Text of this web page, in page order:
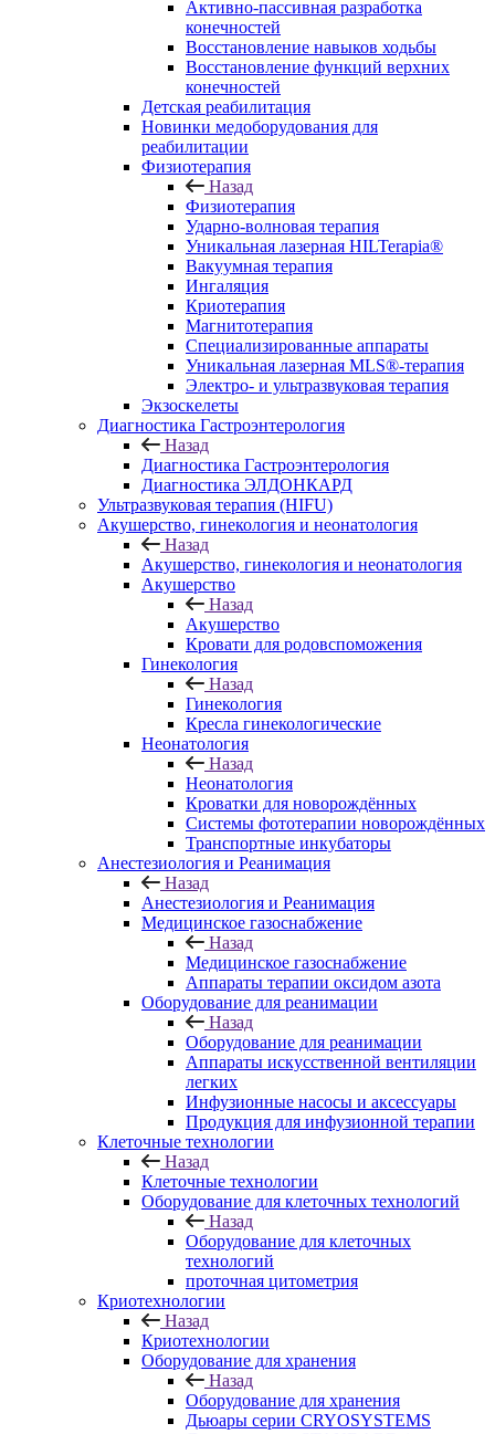
Активно-пассивная разработка
конечностей
Восстановление навыков ходьбы
Восстановление функций верхних
конечностей
Детская реабилитация
Новинки медоборудования для
реабилитации
Физиотерапия
Назад
Физиотерапия
Ударно-волновая терапия
Уникальная лазерная HILTerapia®
Вакуумная терапия
Ингаляция
Криотерапия
Магнитотерапия
Специализированные аппараты
Уникальная лазерная MLS®-терапия
Электро- и ультразвуковая терапия
Экзоскелеты
Диагностика Гастроэнтерология
Назад
Диагностика Гастроэнтерология
Диагностика ЭЛДОНКАРД
Ультразвуковая терапия (HIFU)
Акушерство, гинекология и неонатология
Назад
Акушерство, гинекология и неонатология
Акушерство
Назад
Акушерство
Кровати для родовспоможения
Гинекология
Назад
Гинекология
Кресла гинекологические
Неонатология
Назад
Неонатология
Кроватки для новорождённых
Системы фототерапии новорождённых
Транспортные инкубаторы
Анестезиология и Реанимация
Назад
Анестезиология и Реанимация
Медицинское газоснабжение
Назад
Медицинское газоснабжение
Аппараты терапии оксидом азота
Оборудование для реанимации
Назад
Оборудование для реанимации
Аппараты искусственной вентиляции
легких
Инфузионные насосы и аксессуары
Продукция для инфузионной терапии
Клеточные технологии
Назад
Клеточные технологии
Оборудование для клеточных технологий
Назад
Оборудование для клеточных
технологий
проточная цитометрия
Криотехнологии
Назад
Криотехнологии
Оборудование для хранения
Назад
Оборудование для хранения
Дьюары серии CRYOSYSTEMS